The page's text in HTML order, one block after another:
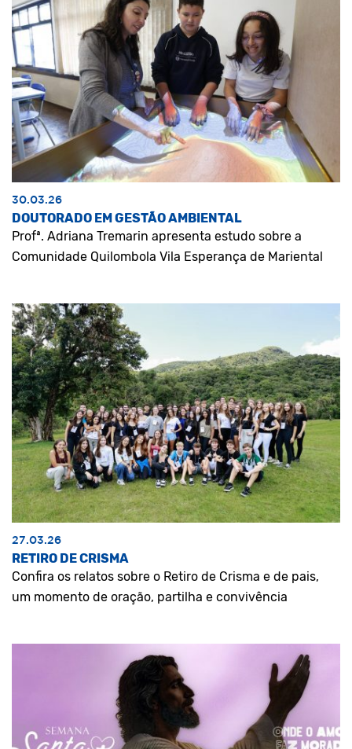
30.03.26
DOUTORADO EM GESTÃO AMBIENTAL
Profª. Adriana Tremarin apresenta estudo sobre a
Comunidade Quilombola Vila Esperança de Mariental
27.03.26
RETIRO DE CRISMA
Confira os relatos sobre o Retiro de Crisma e de pais,
um momento de oração, partilha e convivência